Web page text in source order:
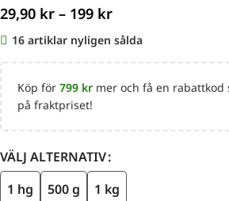
29,90 kr – 199 kr
16
Köp för 799 kr mer och få en rabattkod
på fraktpriset!
VÄLJ ALTERNATIV
1 hg
500 g 1 kg